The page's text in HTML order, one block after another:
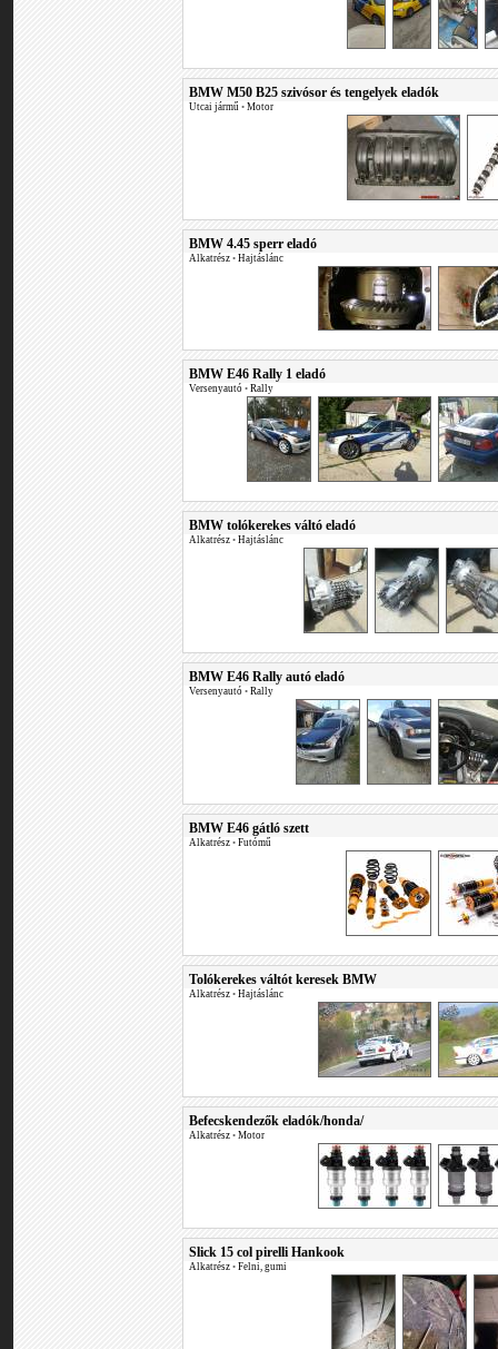
BMW M50 B25 szivósor és tengelyek eladók
Utcai jármű • Motor
BMW 4.45 sperr eladó
Alkatrész • Hajtáslánc
BMW E46 Rally 1 eladó
Versenyautó • Rally
BMW tolókerekes váltó eladó
Alkatrész • Hajtáslánc
BMW E46 Rally autó eladó
Versenyautó • Rally
BMW E46 gátló szett
Alkatrész • Futómű
Tolókerekes váltót keresek BMW
Alkatrész • Hajtáslánc
Befecskendezők eladók/honda/
Alkatrész • Motor
Slick 15 col pirelli Hankook
Alkatrész • Felni, gumi